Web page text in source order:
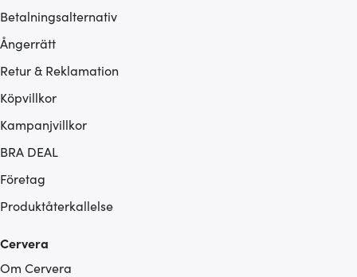
Betalningsalternativ
Ångerrätt
Retur & Reklamation
Köpvillkor
Kampanjvillkor
BRA DEAL
Företag
Produktåterkallelse
Cervera
Om Cervera